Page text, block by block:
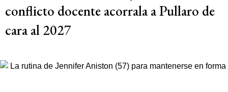
conflicto docente acorrala a Pullaro de
cara al 2027